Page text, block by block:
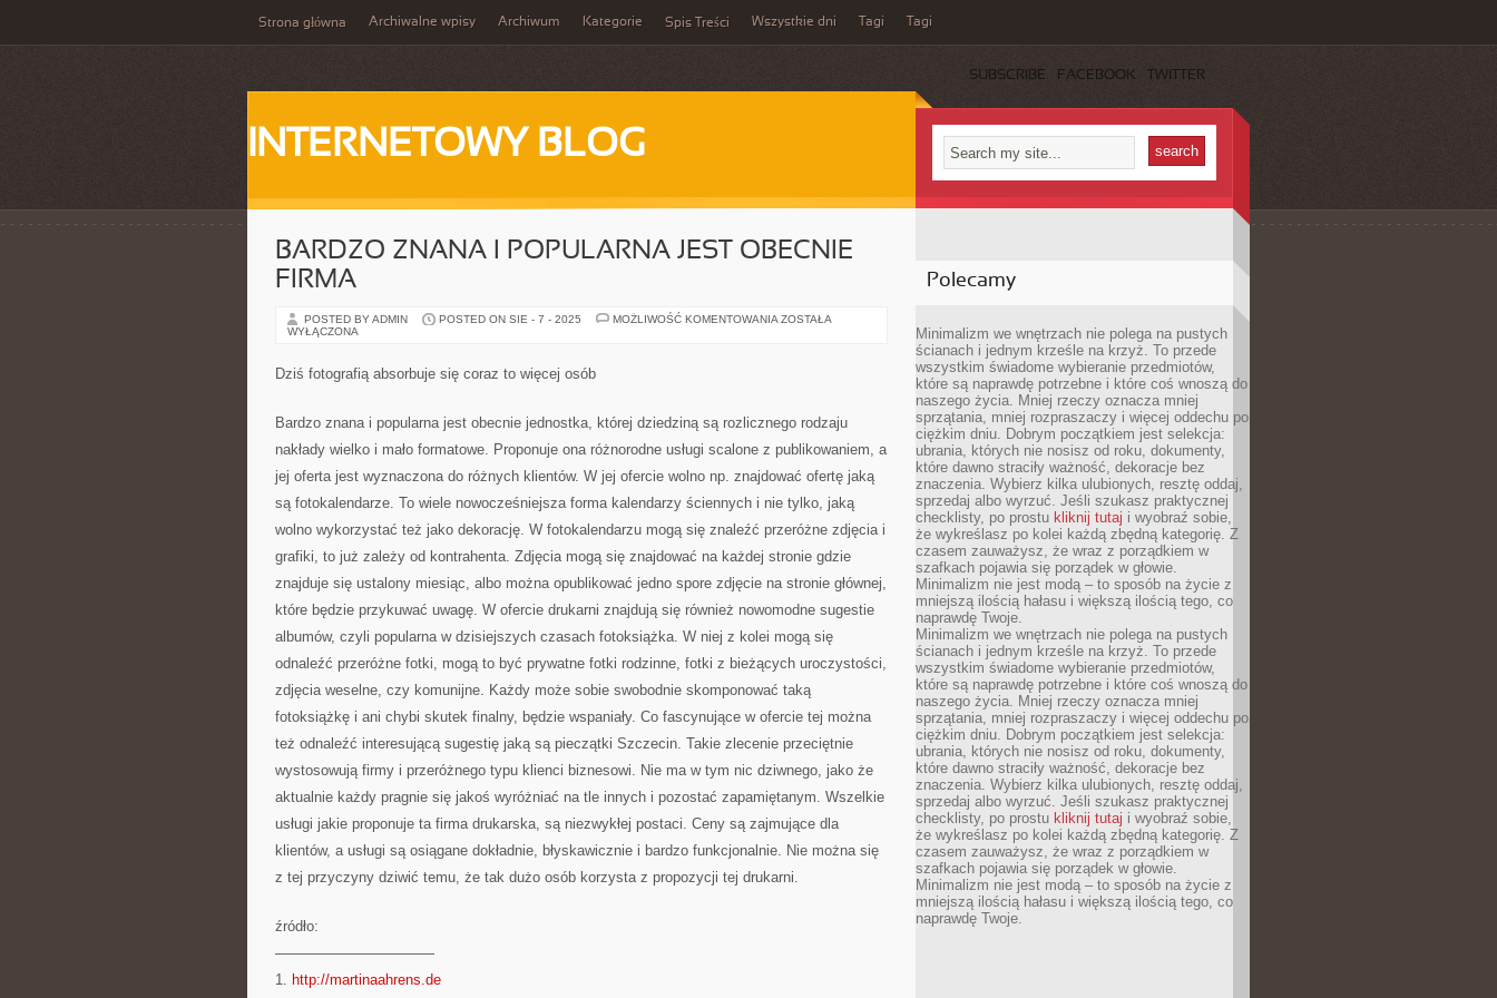
Strona główna Archiwalne wpisy Archiwum Kategorie Spis Treści Wszystkie dni Tagi Tagi
SUBSCRIBE FACEBOOK TWITTER
INTERNETOWY BLOG
BARDZO ZNANA I POPULARNA JEST OBECNIE
FIRMA
POSTED BY ADMIN POSTED ON SIE - 7 - 2025 MOŻLIWOŚĆ KOMENTOWANIA BARDZO
ZOSTAŁA
WYŁĄCZONA
Dziś fotografią absorbuje się coraz to więcej osób
Bardzo znana i popularna jest obecnie jednostka, której dziedziną są rozlicznego rodzaju
nakłady wielko i mało formatowe. Proponuje ona różnorodne usługi scalone z publikowaniem, a
jej oferta jest wyznaczona do różnych klientów. W jej ofercie wolno np. znajdować ofertę jaką
są fotokalendarze. To wiele nowocześniejsza forma kalendarzy ściennych i nie tylko, jaką
wolno wykorzystać też jako dekorację. W fotokalendarzu mogą się znaleźć przeróżne zdjęcia i
grafiki, to już zależy od kontrahenta. Zdjęcia mogą się znajdować na każdej stronie gdzie
znajduje się ustalony miesiąc, albo można opublikować jedno spore zdjęcie na stronie głównej,
które będzie przykuwać uwagę. W ofercie drukarni znajdują się również nowomodne sugestie
albumów, czyli popularna w dzisiejszych czasach fotoksiążka. W niej z kolei mogą się
odnaleźć przeróżne fotki, mogą to być prywatne fotki rodzinne, fotki z bieżących uroczystości,
zdjęcia weselne, czy komunijne. Każdy może sobie swobodnie skomponować taką
fotoksiążkę i ani chybi skutek finalny, będzie wspaniały. Co fascynujące w ofercie tej można
też odnaleźć interesującą sugestię jaką są pieczątki Szczecin. Takie zlecenie przeciętnie
wystosowują firmy i przeróżnego typu klienci biznesowi. Nie ma w tym nic dziwnego, jako że
aktualnie każdy pragnie się jakoś wyróżniać na tle innych i pozostać zapamiętanym. Wszelkie
usługi jakie proponuje ta firma drukarska, są niezwykłej postaci. Ceny są zajmujące dla
klientów, a usługi są osiągane dokładnie, błyskawicznie i bardzo funkcjonalnie. Nie można się
z tej przyczyny dziwić temu, że tak dużo osób korzysta z propozycji tej drukarni.
źródło:
———————————
1. http://martinaahrens.de
Polecamy
Minimalizm we wnętrzach nie polega na pustych
ścianach i jednym krześle na krzyż. To przede
wszystkim świadome wybieranie przedmiotów,
które są naprawdę potrzebne i które coś wnoszą do
naszego życia. Mniej rzeczy oznacza mniej
sprzątania, mniej rozpraszaczy i więcej oddechu po
ciężkim dniu. Dobrym początkiem jest selekcja:
ubrania, których nie nosisz od roku, dokumenty,
które dawno straciły ważność, dekoracje bez
znaczenia. Wybierz kilka ulubionych, resztę oddaj,
sprzedaj albo wyrzuć. Jeśli szukasz praktycznej
checklisty, po prostu kliknij tutaj i wyobraź sobie,
że wykreślasz po kolei każdą zbędną kategorię. Z
czasem zauważysz, że wraz z porządkiem w
szafkach pojawia się porządek w głowie.
Minimalizm nie jest modą – to sposób na życie z
mniejszą ilością hałasu i większą ilością tego, co
naprawdę Twoje.
Minimalizm we wnętrzach nie polega na pustych
ścianach i jednym krześle na krzyż. To przede
wszystkim świadome wybieranie przedmiotów,
które są naprawdę potrzebne i które coś wnoszą do
naszego życia. Mniej rzeczy oznacza mniej
sprzątania, mniej rozpraszaczy i więcej oddechu po
ciężkim dniu. Dobrym początkiem jest selekcja:
ubrania, których nie nosisz od roku, dokumenty,
które dawno straciły ważność, dekoracje bez
znaczenia. Wybierz kilka ulubionych, resztę oddaj,
sprzedaj albo wyrzuć. Jeśli szukasz praktycznej
checklisty, po prostu kliknij tutaj i wyobraź sobie,
że wykreślasz po kolei każdą zbędną kategorię. Z
czasem zauważysz, że wraz z porządkiem w
szafkach pojawia się porządek w głowie.
Minimalizm nie jest modą – to sposób na życie z
mniejszą ilością hałasu i większą ilością tego, co
naprawdę Twoje.